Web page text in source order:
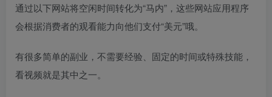
通过以下网站将空闲时间转化为“马内”，这些网站应用程序
会根据消费者的观看能力向他们支付“美元”哦。
有很多简单的副业，不需要经验、固定的时间或特殊技能，
看视频就是其中之一。